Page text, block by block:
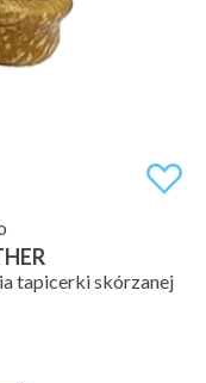
tapicerki skórzanej